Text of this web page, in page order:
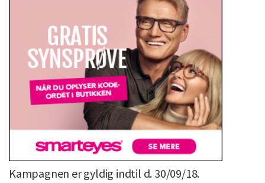
Kampagnen er gyldig indtil d. 30/09/18.